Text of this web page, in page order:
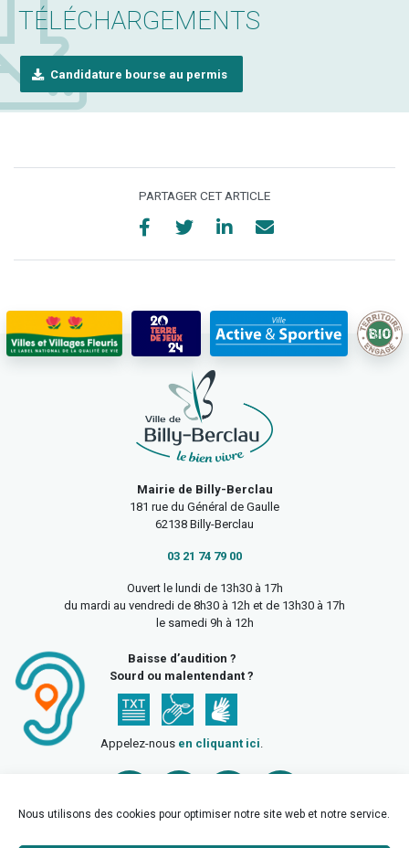
Nous utilisons des cookies pour optimiser notre site web et notre service.
TÉLÉCHARGEMENTS
Candidature bourse au permis
PARTAGER CET ARTICLE
Mairie de Billy-Berclau
181 rue du Général de Gaulle
62138 Billy-Berclau
03 21 74 79 00
Ouvert le lundi de 13h30 à 17h
du mardi au vendredi de 8h30 à 12h et de 13h30 à 17h
le samedi 9h à 12h
Baisse d’audition ?
Sourd ou malentendant ?
Appelez-nous en cliquant ici